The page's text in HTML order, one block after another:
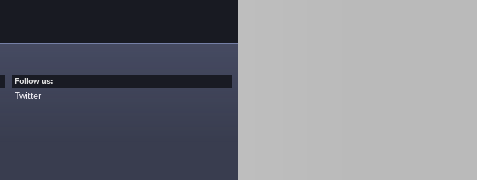
Follow us:
Twitter